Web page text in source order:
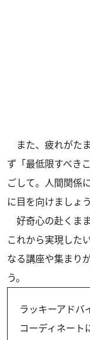
また、疲れがた
ず「最低限すべき
ごして。人間関係
に目を向けましょう
好奇心の赴くま
これから実現した
なる講座や集まり
う。
ラッキーアドバ
コーディネート